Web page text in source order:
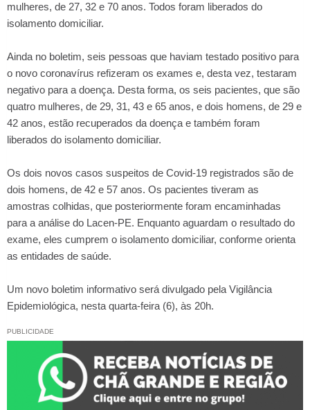
mulheres, de 27, 32 e 70 anos. Todos foram liberados do
isolamento domiciliar.
Ainda no boletim, seis pessoas que haviam testado positivo para
o novo coronavírus refizeram os exames e, desta vez, testaram
negativo para a doença. Desta forma, os seis pacientes, que são
quatro mulheres, de 29, 31, 43 e 65 anos, e dois homens, de 29 e
42 anos, estão recuperados da doença e também foram
liberados do isolamento domiciliar.
Os dois novos casos suspeitos de Covid-19 registrados são de
dois homens, de 42 e 57 anos. Os pacientes tiveram as
amostras colhidas, que posteriormente foram encaminhadas
para a análise do Lacen-PE. Enquanto aguardam o resultado do
exame, eles cumprem o isolamento domiciliar, conforme orienta
as entidades de saúde.
Um novo boletim informativo será divulgado pela Vigilância
Epidemiológica, nesta quarta-feira (6), às 20h.
PUBLICIDADE